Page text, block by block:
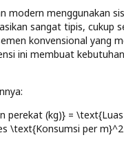
modern menggunakan
sangat tipis, cukup
konvensional yang
ini membuat
perekat (kg)} =
\text{Konsumsi per